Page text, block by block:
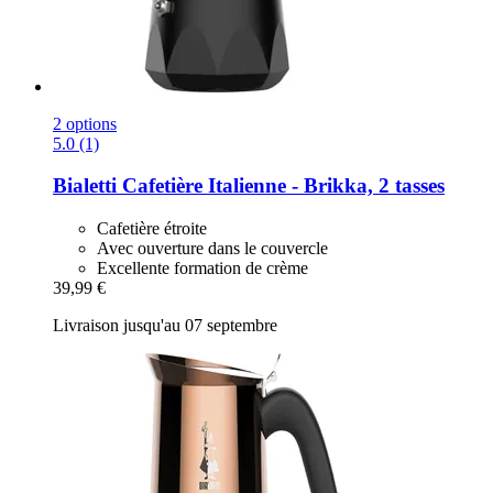
2 options
5.0 (1)
Bialetti Cafetière Italienne -​ Brikka, 2 tasses
Cafetière étroite
Avec ouverture dans le couvercle
Excellente formation de crème
39,99 €
Livraison jusqu'au 07 septembre